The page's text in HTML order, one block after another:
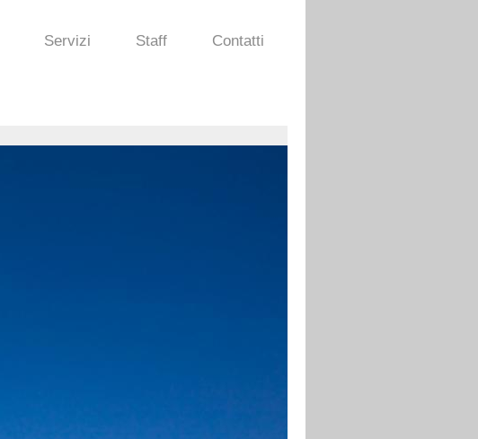
Servizi Staff Contatti